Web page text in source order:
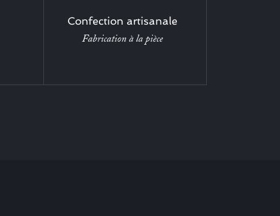
Confection artisanale
Fabrication à la pièce